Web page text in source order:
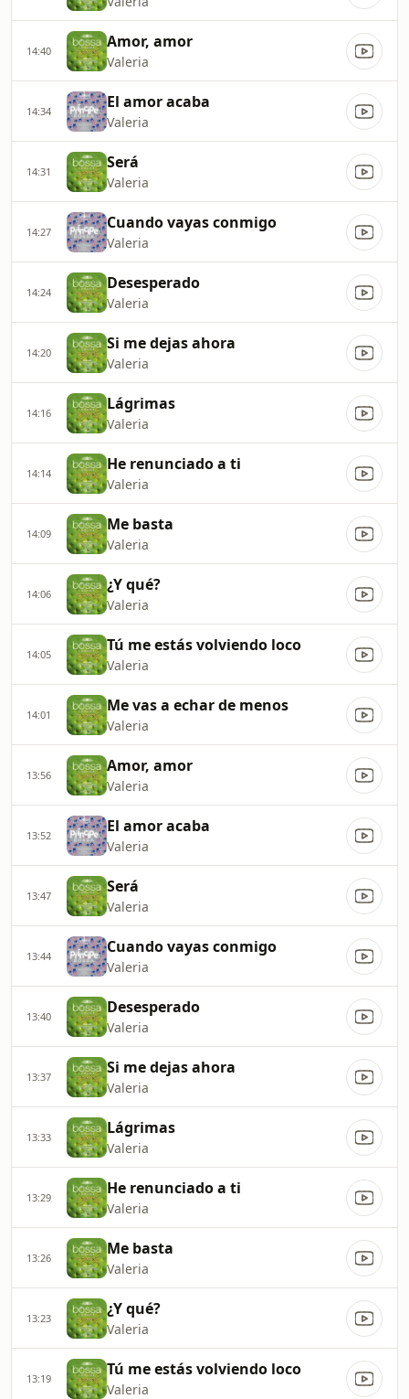
14:40 Amor, amor
Valeria
14:34 El amor acaba
Valeria
14:31 Será
Valeria
14:27 Cuando vayas conmigo
Valeria
14:24 Desesperado
Valeria
14:20 Si me dejas ahora
Valeria
14:16 Lágrimas
Valeria
14:14 He renunciado a ti
Valeria
14:09 Me basta
Valeria
14:06 ¿Y qué?
Valeria
14:05 Tú me estás volviendo loco
Valeria
14:01 Me vas a echar de menos
Valeria
13:56 Amor, amor
Valeria
13:52 El amor acaba
Valeria
13:47 Será
Valeria
13:44 Cuando vayas conmigo
Valeria
13:40 Desesperado
Valeria
13:37 Si me dejas ahora
Valeria
13:33 Lágrimas
Valeria
13:29 He renunciado a ti
Valeria
13:26 Me basta
Valeria
13:23 ¿Y qué?
Valeria
13:19 Tú me estás volviendo loco
Valeria